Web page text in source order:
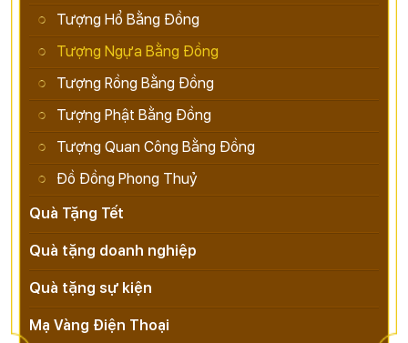
Tượng Hổ Bằng Đồng
Tượng Ngựa Bằng Đồng
Tượng Rồng Bằng Đồng
Tượng Phật Bằng Đồng
Tượng Quan Công Bằng Đồng
Đồ Đồng Phong Thuỷ
Quà Tặng Tết
Quà tặng doanh nghiệp
Quà tặng sự kiện
Mạ Vàng Điện Thoại